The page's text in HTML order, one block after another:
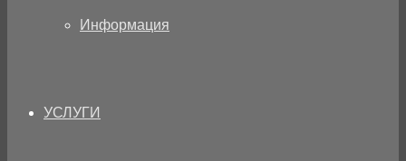
Информация
УСЛУГИ